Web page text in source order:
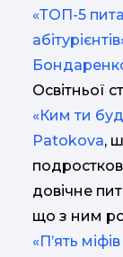
«ТОП-5
Освітньої
«Ким ти
Patokova,
довічне
що з ним
«П’ять